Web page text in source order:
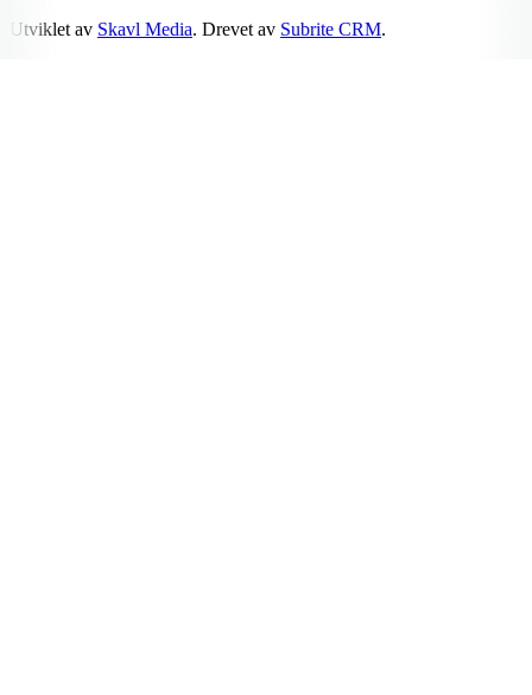
Utviklet av Skavl Media. Drevet av Subrite CRM.